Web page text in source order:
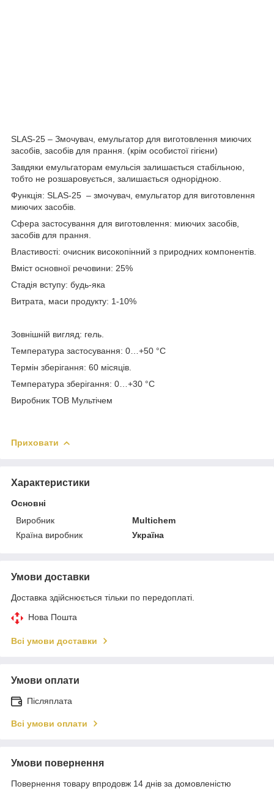
SLAS-25 – Змочувач, емульгатор для виготовлення миючих
засобів, засобів для прання. (крім особистої гігієни)
Завдяки емульгаторам емульсія залишається стабільною,
тобто не розшаровується, залишається однорідною.
Функція: SLAS-25 – змочувач, емульгатор для виготовлення
миючих засобів.
Сфера застосування для виготовлення: миючих засобів,
засобів для прання.
Властивості: очисник високопінний з природних компонентів.
Вміст основної речовини: 25%
Стадія вступу: будь-яка
Витрата, маси продукту: 1-10%
Зовнішній вигляд: гель.
Температура застосування: 0…+50 °C
Термін зберігання: 60 місяців.
Температура зберігання: 0…+30 °C
Виробник ТОВ Мультічем
Приховати
Характеристики
Основні
Виробник
Multichem
Країна виробник
Україна
Умови доставки
Доставка здійснюється тільки по передоплаті.
Нова Пошта
Всі умови доставки
Умови оплати
Післяплата
Всі умови оплати
Умови повернення
Повернення товару впродовж 14 днів за домовленістю